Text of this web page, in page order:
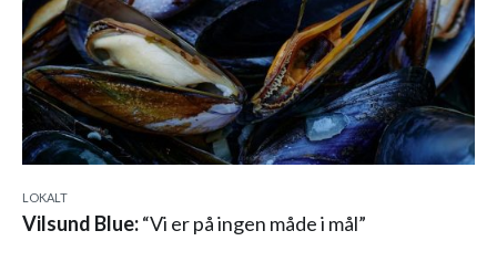
LOKALT
Vilsund Blue:“Vi er på ingen måde i mål”